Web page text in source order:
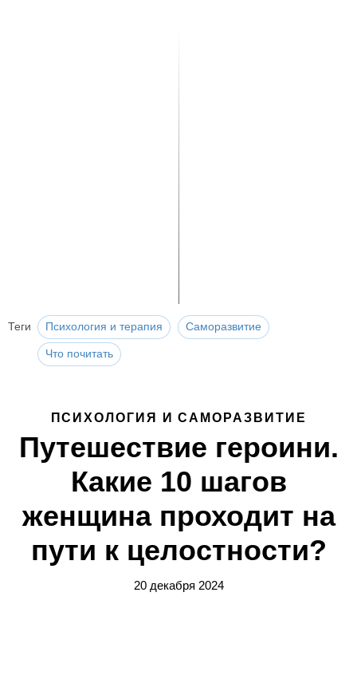
Теги Психология и терапия Саморазвитие
Что почитать
ПСИХОЛОГИЯ И САМОРАЗВИТИЕ
Путешествие героини.
Какие 10 шагов
женщина проходит на
пути к целостности?
20 декабря 2024